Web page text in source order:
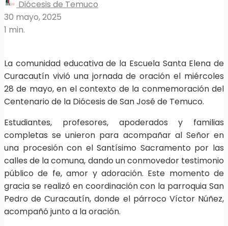
Diócesis de Temuco
30 mayo, 2025
1 min.
La comunidad educativa de la Escuela Santa Elena de
Curacautín vivió una jornada de oración el miércoles
28 de mayo, en el contexto de la conmemoración del
Centenario de la Diócesis de San José de Temuco.
Estudiantes, profesores, apoderados y familias
completas se unieron para acompañar al Señor en
una procesión con el Santísimo Sacramento por las
calles de la comuna, dando un conmovedor testimonio
público de fe, amor y adoración. Este momento de
gracia se realizó en coordinación con la parroquia San
Pedro de Curacautín, donde el párroco Víctor Núñez,
acompañó junto a la oración.